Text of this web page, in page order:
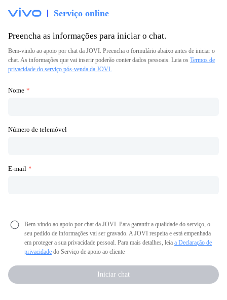
Serviço online
Preencha as informações para iniciar o chat.
Bem-vindo ao apoio por chat da JOVI. Preencha o formulário abaixo antes de iniciar o
chat. As informações que vai inserir poderão conter dados pessoais. Leia os Termos de
privacidade do serviço pós-venda da JOVI.
Nome
Número de telemóvel
E-mail
Bem-vindo ao apoio por chat da JOVI. Para garantir a qualidade do serviço, o
seu pedido de informações vai ser gravado. A JOVI respeita e está empenhada
em proteger a sua privacidade pessoal. Para mais detalhes, leia a Declaração de
privacidadedo Serviço de apoio ao cliente
Iniciar chat